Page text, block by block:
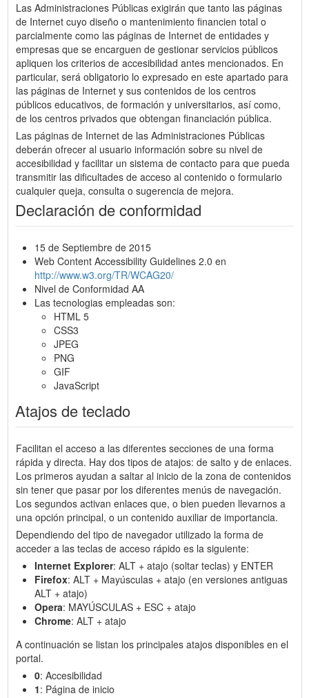
Las Administraciones Públicas exigirán que tanto las páginas
de Internet cuyo diseño o mantenimiento financien total o
parcialmente como las páginas de Internet de entidades y
empresas que se encarguen de gestionar servicios públicos
apliquen los criterios de accesibilidad antes mencionados. En
particular, será obligatorio lo expresado en este apartado para
las páginas de Internet y sus contenidos de los centros
públicos educativos, de formación y universitarios, así como,
de los centros privados que obtengan financiación pública.
Las páginas de Internet de las Administraciones Públicas
deberán ofrecer al usuario información sobre su nivel de
accesibilidad y facilitar un sistema de contacto para que pueda
transmitir las dificultades de acceso al contenido o formulario
cualquier queja, consulta o sugerencia de mejora.
Declaración de conformidad
15 de Septiembre de 2015
Web Content Accessibility Guidelines 2.0 en
http://www.w3.org/TR/WCAG20/
Nivel de Conformidad AA
Las tecnologias empleadas son:
HTML 5
CSS3
JPEG
PNG
GIF
JavaScript
Atajos de teclado
Facilitan el acceso a las diferentes secciones de una forma
rápida y directa. Hay dos tipos de atajos: de salto y de enlaces.
Los primeros ayudan a saltar al inicio de la zona de contenidos
sin tener que pasar por los diferentes menús de navegación.
Los segundos activan enlaces que, o bien pueden llevarnos a
una opción principal, o un contenido auxiliar de importancia.
Dependiendo del tipo de navegador utilizado la forma de
acceder a las teclas de acceso rápido es la siguiente:
Internet Explorer: ALT + atajo (soltar teclas) y ENTER
Firefox: ALT + Mayúsculas + atajo (en versiones antiguas
ALT + atajo)
Opera: MAYÚSCULAS + ESC + atajo
Chrome: ALT + atajo
A continuación se listan los principales atajos disponibles en el
portal.
0: Accesibilidad
1: Página de inicio